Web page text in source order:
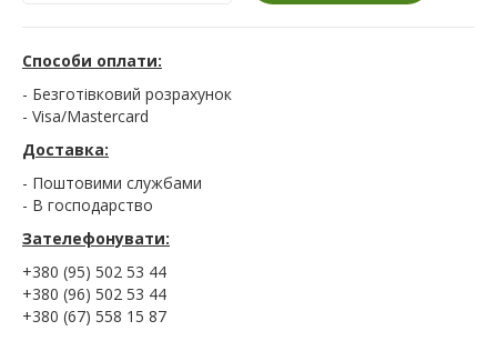
Способи оплати:
- Безготівковий розрахунок
- Visa/Mastercard
Доставка:
- Поштовими службами
- В господарство
Зателефонувати:
+380 (95) 502 53 44
+380 (96) 502 53 44
+380 (67) 558 15 87